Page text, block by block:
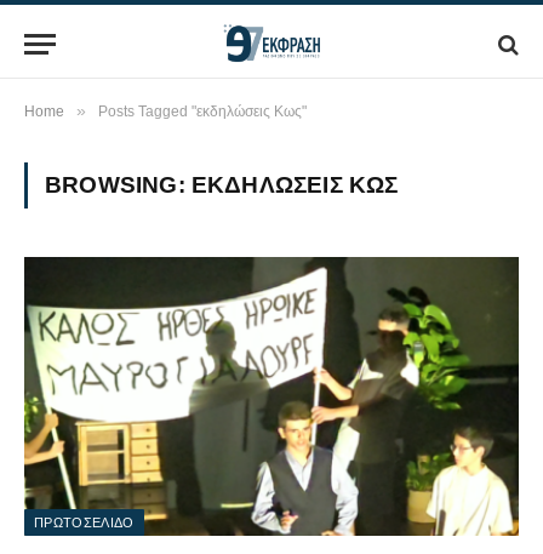
Home » Posts Tagged "εκδηλώσεις Κως"
BROWSING: ΕΚΔΗΛΏΣΕΙΣ ΚΩΣ
ΠΡΩΤΟΣΕΛΙΔΟ